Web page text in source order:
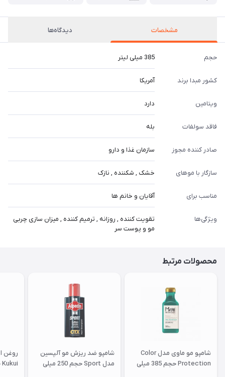
مشخصات دیدگاه‌ها
حجم 385 میلی لیتر
کشور مبدا برند آمریکا
ویتامین دارد
فاقد سولفات بله
صادر کننده مجوز سازمان غذا و دارو
سازگار با موهای خشک , شکننده , نازک
مناسب برای آقایان و خانم ها
ویژگی‌ها
تقویت کننده , روزانه , ترمیم کننده , میزان سازی چربی
مو و پوست سر
محصولات مرتبط
شامپو مو ماوی مدل Color
Protection حجم 385 میلی
شامپو ضد ریزش مو آلپسین
مدل Sport حجم 250 میلی
روغن
Kukui حجم 118 میلی لیتر